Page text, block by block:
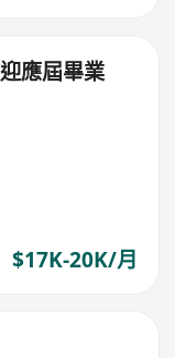
應屆畢業
$17K-20K/月